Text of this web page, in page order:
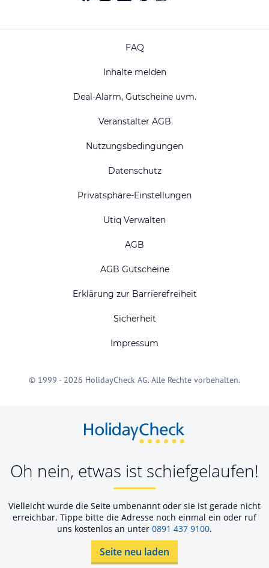
FAQ
Inhalte melden
Deal-Alarm, Gutscheine uvm.
Veranstalter AGB
Nutzungsbedingungen
Datenschutz
Privatsphäre-Einstellungen
Utiq Verwalten
AGB
AGB Gutscheine
Erklärung zur Barrierefreiheit
Sicherheit
Impressum
© 1999 - 2026 HolidayCheck AG. Alle Rechte vorbehalten.
Oh nein, etwas ist schiefgelaufen!
Vielleicht wurde die Seite umbenannt oder sie ist gerade nicht
erreichbar. Tippe bitte die Adresse noch einmal ein oder ruf
uns kostenlos an unter 0891 437 9100.
Seite neu laden